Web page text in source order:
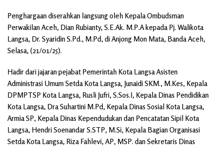
Penghargaan diserahkan langsung oleh Kepala Ombudsman
Perwakilan Aceh, Dian Rubianty, S.E.Ak. M.P.A kepada Pj. Walikota
Langsa, Dr. Syaridin S.Pd., M.Pd, di Anjong Mon Mata, Banda Aceh,
Selasa, (21/01/25).
Hadir dari jajaran pejabat Pemerintah Kota Langsa Asisten
Administrasi Umum Setda Kota Langsa, Junaidi SKM., M.Kes, Kepala
DPMPTSP Kota Langsa, Rusli Jufri, S.Sos.I, Kepala Dinas Pendidikan
Kota Langsa, Dra Suhartini M.Pd, Kepala Dinas Sosial Kota Langsa,
Armia SP, Kepala Dinas Kependudukan dan Pencatatan Sipil Kota
Langsa, Hendri Soenandar S.STP, M.Si, Kepala Bagian Organisasi
Setda Kota Langsa, Riza Fahlevi, AP, MSP. dan Sekretaris Dinas